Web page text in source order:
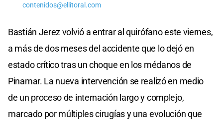
contenidos@ellitoral.com
Bastián Jerez volvió a entrar al quirófano este viernes,
a más de dos meses del accidente que lo dejó en
estado crítico tras un choque en los médanos de
Pinamar. La nueva intervención se realizó en medio
de un proceso de internación largo y complejo,
marcado por múltiples cirugías y una evolución que